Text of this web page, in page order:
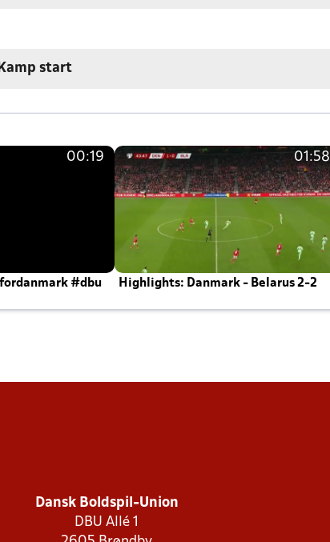
Kamp start
00:19
#dbu
01:58
Highlights: Danmark - Belarus 2-2
Dansk Boldspil-Union
DBU Allé 1